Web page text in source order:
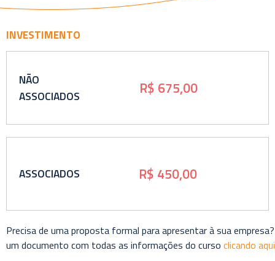
INVESTIMENTO
ASSOCIADOS R$ 450,00
NÃO
ASSOCIADOS
R$ 675,00
Precisa de uma proposta formal para apresentar à sua
um documento com todas as informações do curso clicando